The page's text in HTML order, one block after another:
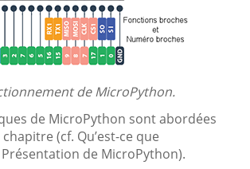
de MicroPython.
de MicroPython sont abordées
(cf. Qu’est-ce que
de MicroPython).